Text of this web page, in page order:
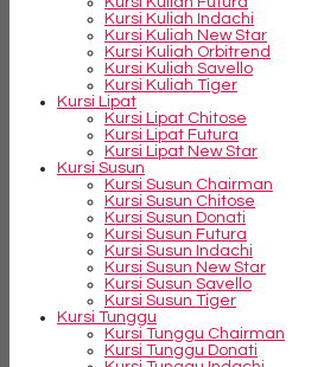
Kursi Kuliah Indachi
Kursi Kuliah New Star
Kursi Kuliah Orbitrend
Kursi Kuliah Savello
Kursi Kuliah Tiger
Kursi Lipat
Kursi Lipat Chitose
Kursi Lipat Futura
Kursi Lipat New Star
Kursi Susun
Kursi Susun Chairman
Kursi Susun Chitose
Kursi Susun Donati
Kursi Susun Futura
Kursi Susun Indachi
Kursi Susun New Star
Kursi Susun Savello
Kursi Susun Tiger
Kursi Tunggu
Kursi Tunggu Chairman
Kursi Tunggu Donati